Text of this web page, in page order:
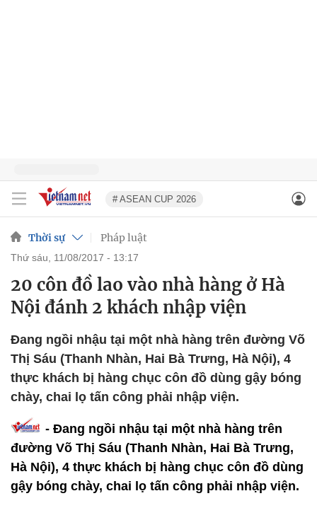
# ASEAN CUP 2026
Thời sự Pháp luật
thứ sáu, 11/08/2017 - 13:17
20 côn đồ lao vào nhà hàng ở Hà
Nội đánh 2 khách nhập viện
Đang ngồi nhậu tại một nhà hàng trên đường Võ
Thị Sáu (Thanh Nhàn, Hai Bà Trưng, Hà Nội), 4
thực khách bị hàng chục côn đồ dùng gậy bóng
chày, chai lọ tấn công phải nhập viện.
- Đang ngồi nhậu tại một nhà hàng trên
đường Võ Thị Sáu (Thanh Nhàn, Hai Bà Trưng,
Hà Nội), 4 thực khách bị hàng chục côn đồ dùng
gậy bóng chày, chai lọ tấn công phải nhập viện.